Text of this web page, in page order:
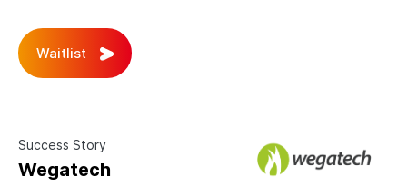
Waitlist
Success Story
Wegatech